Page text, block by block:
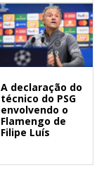
A declaração do
técnico do PSG
envolvendo o
Flamengo de
Filipe Luís